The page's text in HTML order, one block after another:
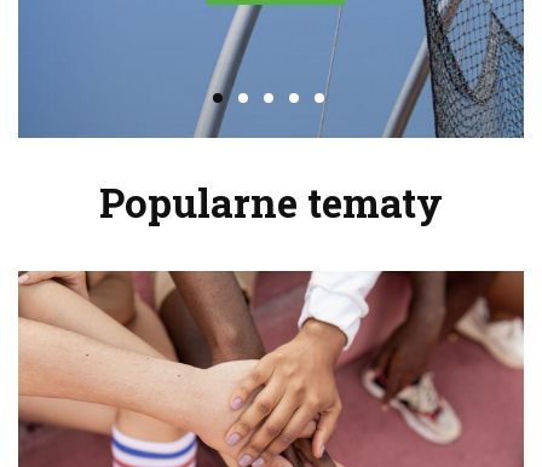
Popularne tematy